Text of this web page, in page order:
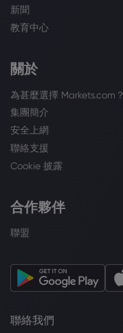
新聞
教育中心
關於
為甚麼選擇 Markets.com？
集團簡介
安全上網
聯絡支援
Cookie 披露
合作夥伴
聯盟
聯絡我們